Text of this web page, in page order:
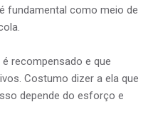
fundamental como meio de
recompensado e que
Costumo dizer a ela que
depende do esforço e